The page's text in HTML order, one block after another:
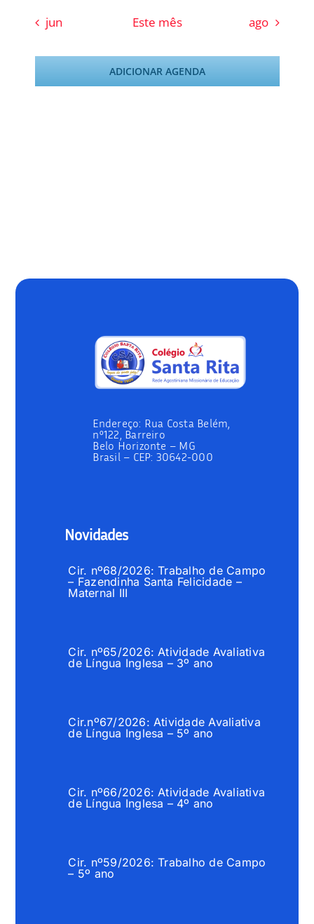
jun Este mês ago
ADICIONAR AGENDA
Endereço: Rua Costa Belém,
nº122, Barreiro
Belo Horizonte – MG
Brasil – CEP: 30642-000
Novidades
Cir. nº68/2026: Trabalho de Campo
– Fazendinha Santa Felicidade –
Maternal III
Cir. nº65/2026: Atividade Avaliativa
de Língua Inglesa – 3º ano
Cir.nº67/2026: Atividade Avaliativa
de Língua Inglesa – 5º ano
Cir. nº66/2026: Atividade Avaliativa
de Língua Inglesa – 4º ano
Cir. nº59/2026: Trabalho de Campo
– 5º ano